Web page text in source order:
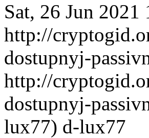
Sat, 26 Jun
http://
dostupnyj-
http://
dostupnyj-
lux77) d-lux77